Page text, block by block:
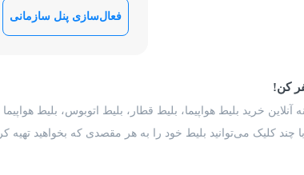
فعال‌سازی پنل سازمانی
کن!
آنلاین خرید بلیط هواپیما، بلیط قطار، بلیط اتوبوس، بلیط
با چند کلیک می‌توانید بلیط خود را به هر مقصدی که بخواهید